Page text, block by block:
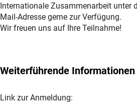
Internationale Zusammenarbeit unter
Mail-Adresse gerne zur Verfügung.
Wir freuen uns auf Ihre Teilnahme!
Weiterführende Informationen
Link zur Anmeldung: